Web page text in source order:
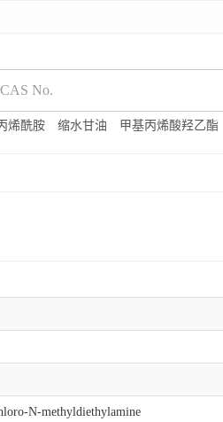
烯酰胺 缩水甘油 甲基丙烯酸羟乙酯
N-methyldiethylamine